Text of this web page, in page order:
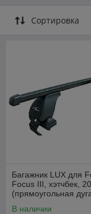
Сортировка
Багажник LUX для
Focus III, хэтчбек,
(прямоугольная
В наличии